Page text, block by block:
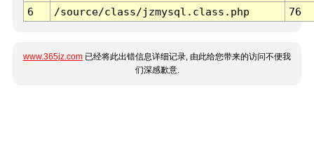
6
/source/class/jzmysql.class.php 76
www.365jz.com 已经将此出错信息详细记录, 由此给您带来的访问不便我
们深感歉意.